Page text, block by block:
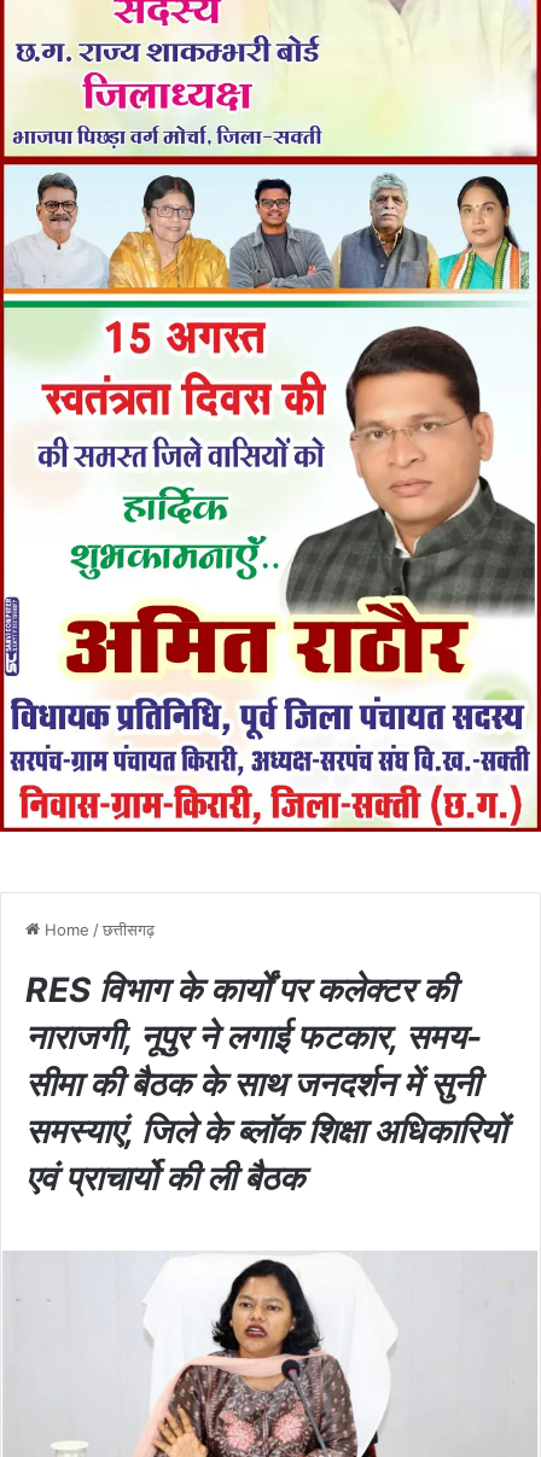
Home /छत्तीसगढ़
RES विभाग के कार्यों पर कलेक्टर की
नाराजगी, नूपुर ने लगाई फटकार, समय-
सीमा की बैठक के साथ जनदर्शन में सुनी
समस्याएं, जिले के ब्लॉक शिक्षा अधिकारियों
एवं प्राचार्यो की ली बैठक